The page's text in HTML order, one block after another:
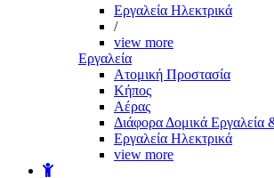
Εργαλεία Ηλεκτρικά
/
view more
Εργαλεία
Aτομική Προστασία
Kήπος
Αέρας
Διάφορα Δομικά
Εργαλεία Ηλεκτρικά
view more